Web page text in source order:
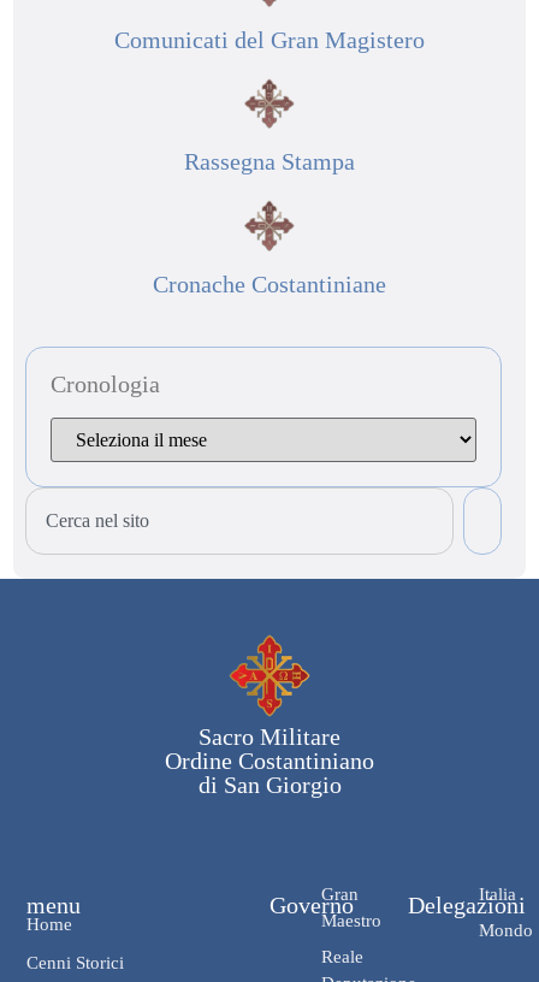
Comunicati del Gran Magistero
Rassegna Stampa
Cronache Costantiniane
Cronologia
Sacro Militare
Ordine Costantiniano
di San Giorgio
Governo
Gran
Maestro
Reale
Delegazioni
Italia
Mondo
menu
Home
Cenni Storici